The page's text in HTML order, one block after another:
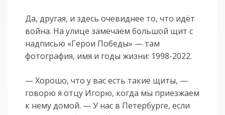
Да, другая, и здесь очевиднее то, что идёт
война. На улице замечаем большой щит с
надписью «Герои Победы» — там
фотография, имя и годы жизни: 1998-2022.
— Хорошо, что у вас есть такие щиты, —
говорю я отцу Игорю, когда мы приезжаем
к нему домой. — У нас в Петербурге, если